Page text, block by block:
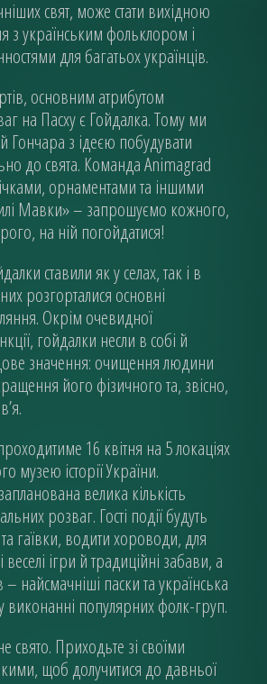
свят, може стати вихідною
з українським фольклором і
для багатьох українців.
основним атрибутом
на Пасху є Гойдалка. Тому ми
Гончара з ідеєю побудувати
до свята. Команда Animagrad
орнаментами та іншими
Мавки» – запрошуємо кожного,
на ній погойдатися!
ставили як у селах, так і в
розгорталися основні
Окрім очевидної
гойдалки несли в собі й
значення: очищення людини
його фізичного та, звісно,
16 квітня на 5 локаціях
музею історії України.
велика кількість
розваг. Гості події будуть
гаївки, водити хороводи, для
веселі ігри й традиційні забави, а
– найсмачніші паски та українська
виконанні популярних фолк-груп.
свято. Приходьте зі своїми
щоб долучитися до давньої